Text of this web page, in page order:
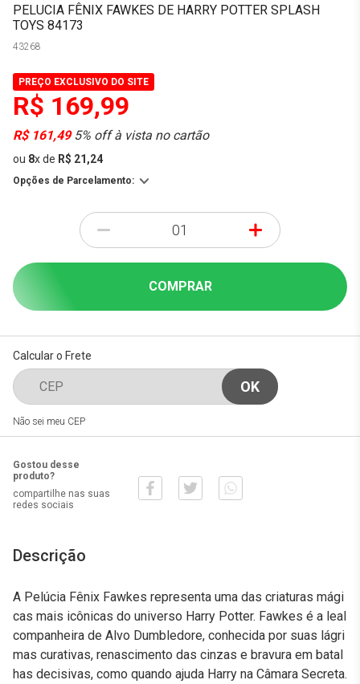
PELUCIA FÊNIX FAWKES DE HARRY POTTER SPLASH
TOYS 84173
43268
PREÇO EXCLUSIVO DO SITE
R$ 169,99
R$ 161,495% off à vista no cartão
ou 8xde R$ 21,24
Opções de Parcelamento:
- +
COMPRAR
Calcular o Frete
Não sei meu CEP
Gostou desse
produto?
compartilhe nas suas
redes sociais
Descrição
A Pelúcia Fênix Fawkes representa uma das criaturas mági
cas mais icônicas do universo Harry Potter. Fawkes é a leal
companheira de Alvo Dumbledore, conhecida por suas lágri
mas curativas, renascimento das cinzas e bravura em batal
has decisivas, como quando ajuda Harry na Câmara Secreta.